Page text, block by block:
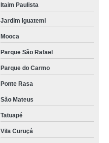
Itaim Paulista
Jardim Iguatemi
Mooca
Parque São Rafael
Parque do Carmo
Ponte Rasa
São Mateus
Tatuapé
Vila Curuçá